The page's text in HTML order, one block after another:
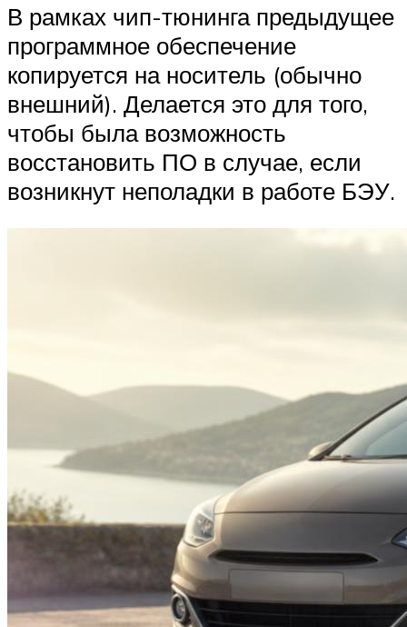
В рамках чип-тюнинга предыдущее
программное обеспечение
копируется на носитель (обычно
внешний). Делается это для того,
чтобы была возможность
восстановить ПО в случае, если
возникнут неполадки в работе БЭУ.